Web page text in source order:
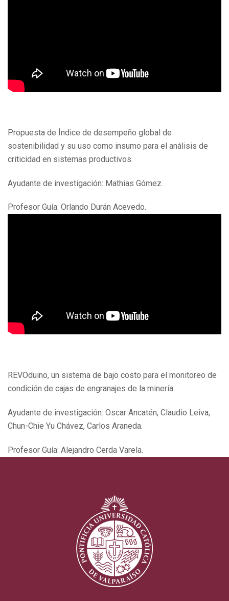
Propuesta de Índice de desempeño global de
sostenibilidad y su uso como insumo para el análisis de
criticidad en sistemas productivos.
Ayudante de investigación: Mathias Gómez.
Profesor Guía: Orlando Durán Acevedo.
REVOduino, un sistema de bajo costo para el monitoreo de
condición de cajas de engranajes de la minería.
Ayudante de investigación: Oscar Ancatén, Claudio Leiva,
Chun-Chie Yu Chávez, Carlos Araneda.
Profesor Guía: Alejandro Cerda Varela.